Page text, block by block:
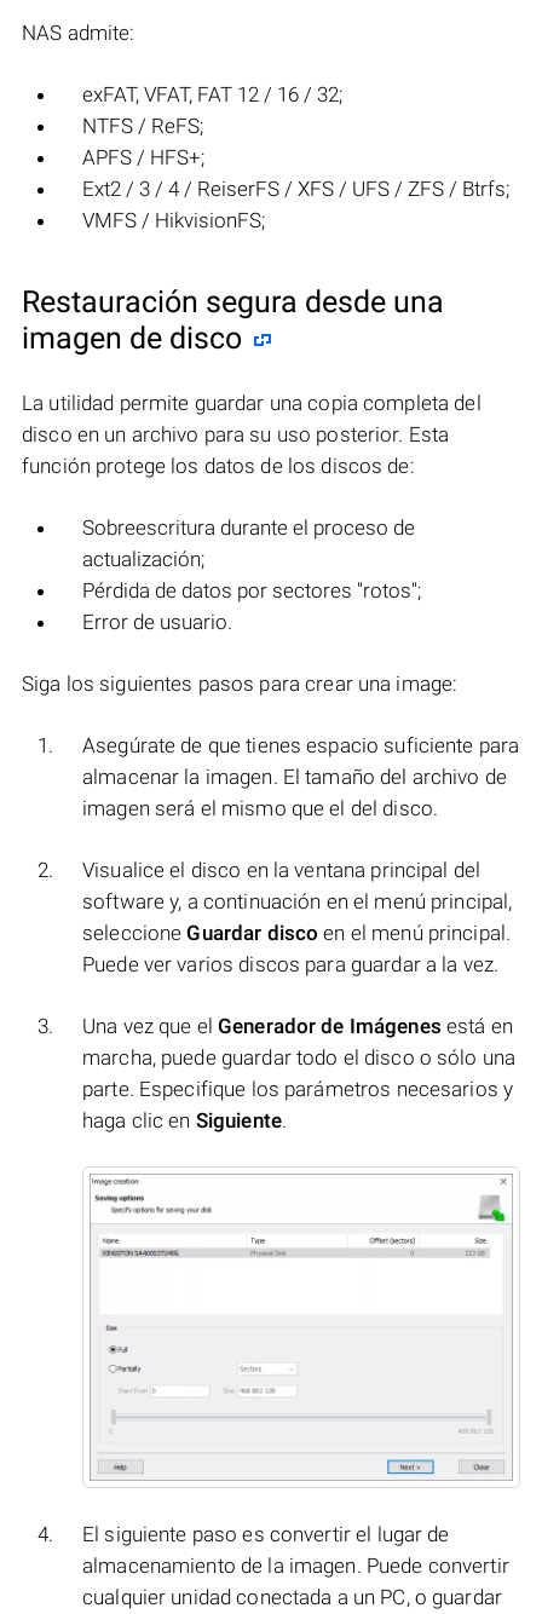
NAS admite:
exFAT, VFAT, FAT 12 / 16 / 32;
NTFS / ReFS;
APFS / HFS+;
Ext2 / 3 / 4 / ReiserFS / XFS / UFS / ZFS / Btrfs;
VMFS / HikvisionFS;
Restauración segura desde una
imagen de disco
La utilidad permite guardar una copia completa del
disco en un archivo para su uso posterior. Esta
función protege los datos de los discos de:
Sobreescritura durante el proceso de
actualización;
Pérdida de datos por sectores "rotos";
Error de usuario.
Siga los siguientes pasos para crear una image:
Asegúrate de que tienes espacio suficiente para
almacenar la imagen. El tamaño del archivo de
imagen será el mismo que el del disco.
Visualice el disco en la ventana principal del
software y, a continuación en el menú principal,
seleccioneGuardar disco en el menú principal.
Puede ver varios discos para guardar a la vez.
Una vez que el Generador de Imágenes está en
marcha, puede guardar todo el disco o sólo una
parte. Especifique los parámetros necesarios y
haga clic en Siguiente.
El siguiente paso es convertir el lugar de
almacenamiento de la imagen. Puede convertir
cualquier unidad conectada a un PC, o guardar